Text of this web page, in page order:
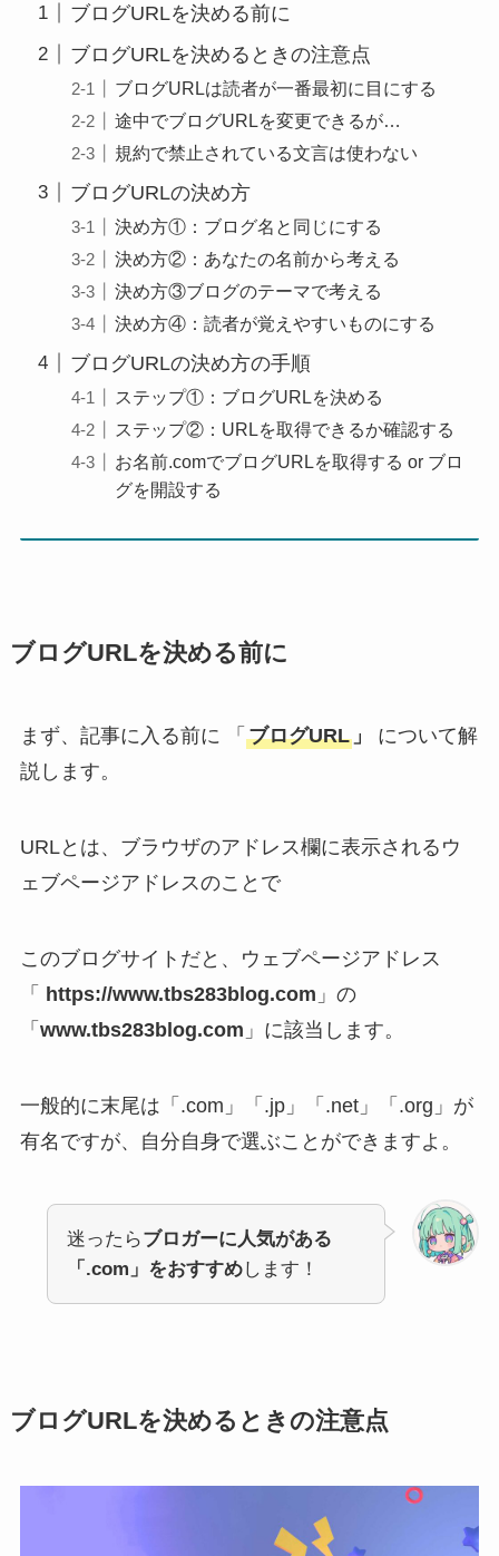
ブログURLを決める前に
ブログURLを決めるときの注意点
ブログURLは読者が一番最初に目にする
途中でブログURLを変更できるが…
規約で禁止されている文言は使わない
ブログURLの決め方
決め方①：ブログ名と同じにする
決め方②：あなたの名前から考える
決め方③ブログのテーマで考える
決め方④：読者が覚えやすいものにする
ブログURLの決め方の手順
ステップ①：ブログURLを決める
ステップ②：URLを取得できるか確認する
お名前.comでブログURLを取得する or ブロ
グを開設する
ブログURLを決める前に
まず、記事に入る前に 「 ブログURL」
について解
説します。
URLとは、ブラウザのアドレス欄に表示されるウ
ェブページアドレスのことで
このブログサイトだと、ウェブページアドレス
「
https://www.tbs283blog.com 」の
「 www.tbs283blog.com 」に該当します。
一般的に末尾は「.com」「.jp」「.net」「.org」が
有名ですが、自分自身で選ぶことができますよ。
迷ったらブロガーに人気がある
「.com」をおすすめします！
ブログURLを決めるときの注意点